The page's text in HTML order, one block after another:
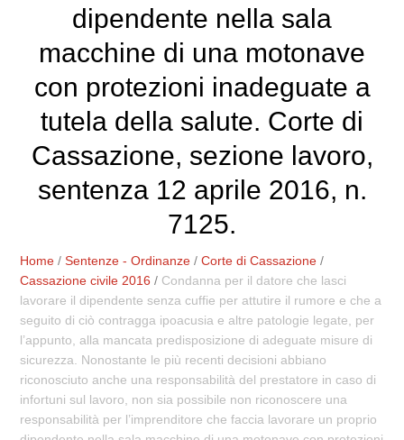
dipendente nella sala
macchine di una motonave
con protezioni inadeguate a
tutela della salute. Corte di
Cassazione, sezione lavoro,
sentenza 12 aprile 2016, n.
7125.
Home /Sentenze - Ordinanze /Corte di Cassazione /
Cassazione civile 2016 / Condanna per il datore che lasci
lavorare il dipendente senza cuffie per attutire il rumore e che a
seguito di ciò contragga ipoacusia e altre patologie legate, per
l’appunto, alla mancata predisposizione di adeguate misure di
sicurezza. Nonostante le più recenti decisioni abbiano
riconosciuto anche una responsabilità del prestatore in caso di
infortuni sul lavoro, non sia possibile non riconoscere una
responsabilità per l’imprenditore che faccia lavorare un proprio